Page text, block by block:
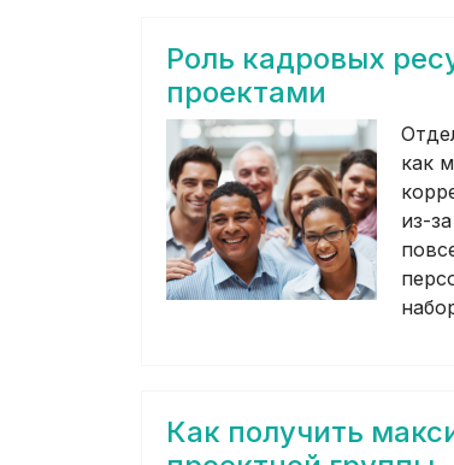
Роль кадровых
проектами
как
из-
Как получить